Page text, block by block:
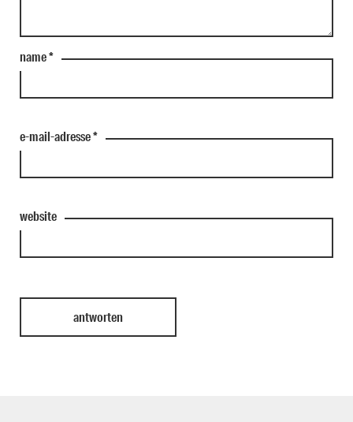
name*
e-mail-adresse*
website